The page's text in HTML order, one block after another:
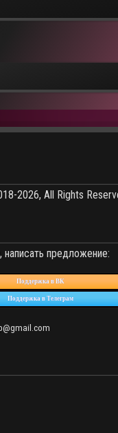
2026, All Rights
предложение:
Поддержка в ВК
Поддержка в Телеграм